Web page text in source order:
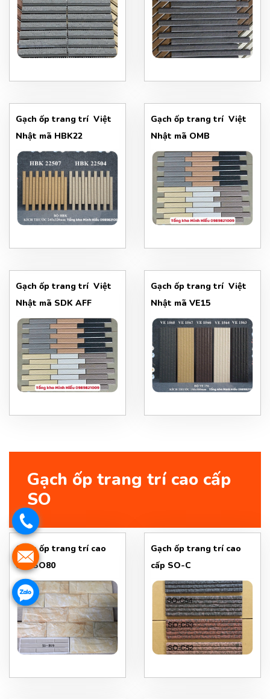
Gạch ốp trang trí Việt
Nhật mã HBK22
Gạch ốp trang trí Việt
Nhật mã OMB
Gạch ốp trang trí Việt
Nhật mã SDK AFF
Gạch ốp trang trí Việt
Nhật mã VE15
Gạch ốp trang trí cao cấp
SO
Gạch ốp trang trí cao
cấp SO80
Gạch ốp trang trí cao
cấp SO-C